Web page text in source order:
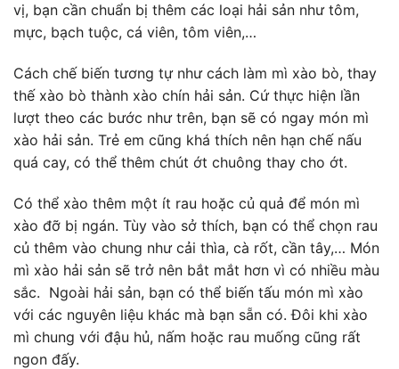
vị, bạn cần chuẩn bị thêm các loại hải sản như tôm,
mực, bạch tuộc, cá viên, tôm viên,…
Cách chế biến tương tự như cách làm mì xào bò, thay
thế xào bò thành xào chín hải sản. Cứ thực hiện lần
lượt theo các bước như trên, bạn sẽ có ngay món mì
xào hải sản. Trẻ em cũng khá thích nên hạn chế nấu
quá cay, có thể thêm chút ớt chuông thay cho ớt.
Có thể xào thêm một ít rau hoặc củ quả để món mì
xào đỡ bị ngán. Tùy vào sở thích, bạn có thể chọn rau
củ thêm vào chung như cải thìa, cà rốt, cần tây,… Món
mì xào hải sản sẽ trở nên bắt mắt hơn vì có nhiều màu
sắc. Ngoài hải sản, bạn có thể biến tấu món mì xào
với các nguyên liệu khác mà bạn sẵn có. Đôi khi xào
mì chung với đậu hủ, nấm hoặc rau muống cũng rất
ngon đấy.